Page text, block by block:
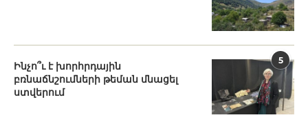
5
Ինչո՞ւ է խորհրդային
բռնաճնշումների թեման մնացել
ստվերում